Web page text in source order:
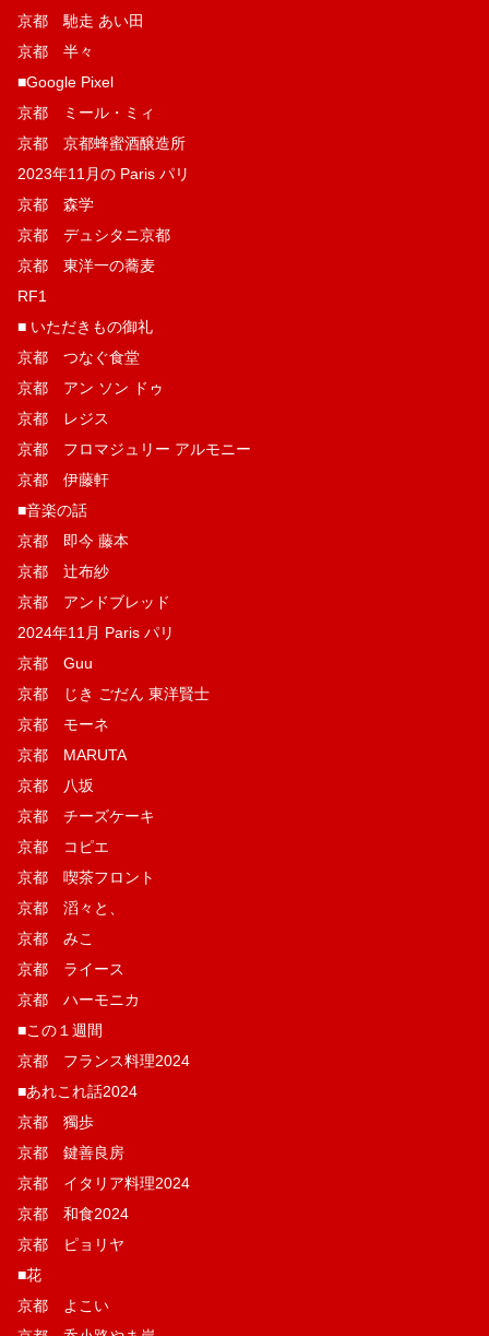
京都 馳走 あい田
京都 半々
■Google Pixel
京都 ミール・ミィ
京都 京都蜂蜜酒醸造所
2023年11月の Paris パリ
京都 森学
京都 デュシタニ京都
京都 東洋一の蕎麦
RF1
■ いただきもの御礼
京都 つなぐ食堂
京都 アン ソン ドゥ
京都 レジス
京都 フロマジュリー アルモニー
京都 伊藤軒
■音楽の話
京都 即今 藤本
京都 辻布紗
京都 アンドブレッド
2024年11月 Paris パリ
京都 Guu
京都 じき ごだん 東洋賢士
京都 モーネ
京都 MARUTA
京都 八坂
京都 チーズケーキ
京都 コピエ
京都 喫茶フロント
京都 滔々と、
京都 みこ
京都 ライース
京都 ハーモニカ
■この１週間
京都 フランス料理2024
■あれこれ話2024
京都 獨歩
京都 鍵善良房
京都 イタリア料理2024
京都 和食2024
京都 ピョリヤ
■花
京都 よこい